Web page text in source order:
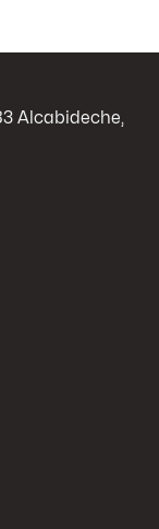
Alcabideche,